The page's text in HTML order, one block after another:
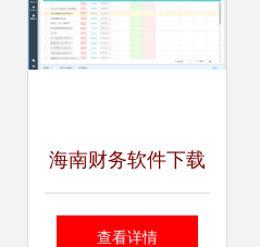
海南财务软件下载
指南 企业数字化转
查看详情